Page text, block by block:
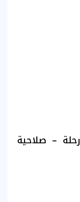
الاشتراك الربع سنوي (180 رحلة – صلاحية